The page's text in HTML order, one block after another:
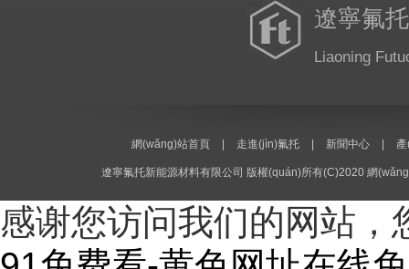
遼寧氟
Liaoning
網(wǎng)站首頁 走進(jìn)氟托 新聞中心
遼寧氟托新能源材料有限公司 版權(quán)所有(C)2020 網
感谢您访问我们的网站，